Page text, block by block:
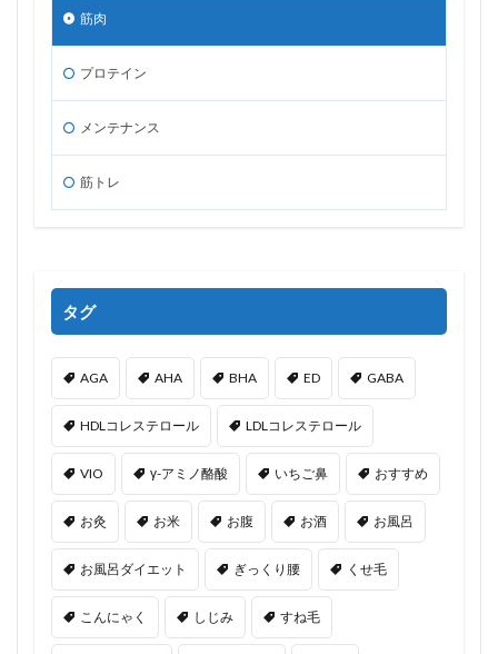
筋肉
プロテイン
メンテナンス
筋トレ
タグ
AGA AHA BHA ED GABA
HDLコレステロール LDLコレステロール
VIO γ-アミノ酪酸 いちご鼻 おすすめ
お灸 お米 お腹 お酒 お風呂
お風呂ダイエット ぎっくり腰 くせ毛
こんにゃく しじみ すね毛